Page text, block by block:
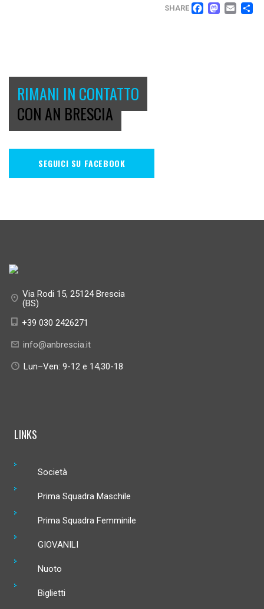
SHARE
RIMANI IN CONTATTO
CON AN BRESCIA
SEGUICI SU FACEBOOK
Via Rodi 15, 25124 Brescia
(BS)
+39 030 2426271
info@anbrescia.it
Lun–Ven: 9-12 e 14,30-18
LINKS
Società
Prima Squadra Maschile
Prima Squadra Femminile
GIOVANILI
Nuoto
Biglietti